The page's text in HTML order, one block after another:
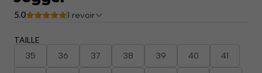
5.0 1 revoir
TAILLE
35 36 37 38 39 40 41